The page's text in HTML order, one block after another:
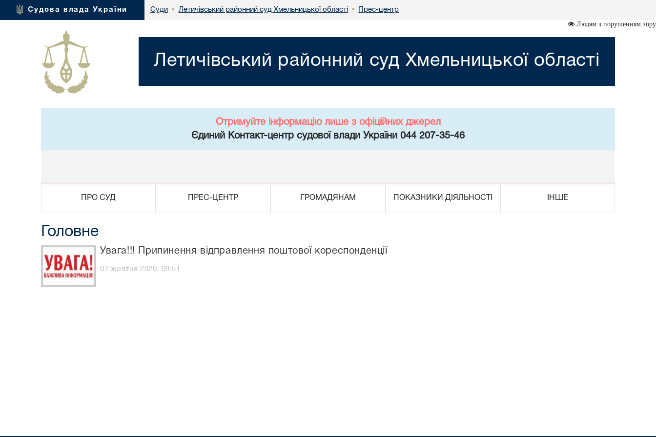
Судова влада України Суди • Летичівський районний суд Хмельницької області • Прес-центр
Людям з порушенням зору
Летичівський районний суд Хмельницької області
Отримуйте інформацію лише з офіційних джерел
Єдиний Контакт-центр судової влади України 044 207-35-46
ПРО СУД ПРЕС-ЦЕНТР ГРОМАДЯНАМ ПОКАЗНИКИ ДІЯЛЬНОСТІ ІНШЕ
Головне
Увага!!! Припинення відправлення поштової кореспонденції
07 жовтня 2020, 09:51